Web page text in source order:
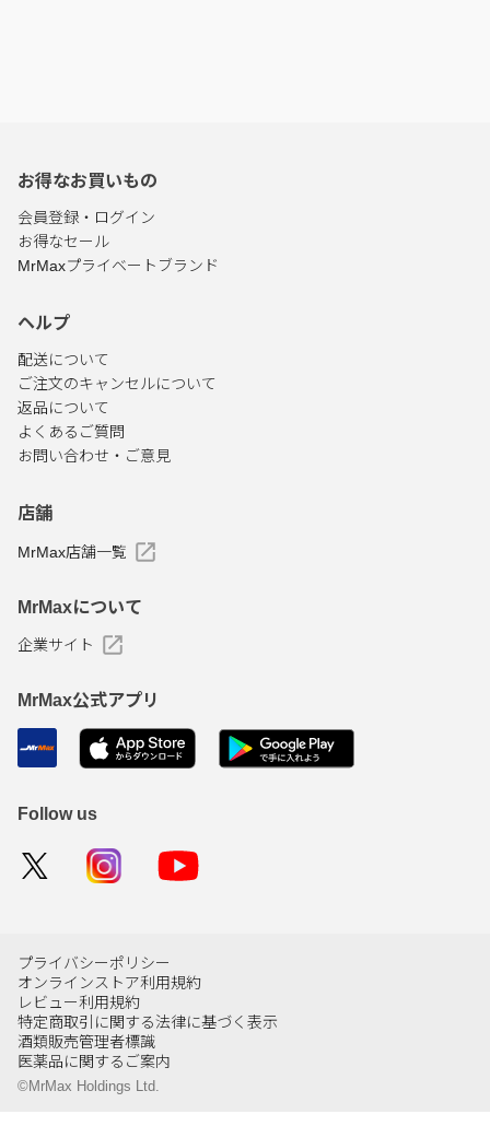
お得なお買いもの
会員登録・ログイン
お得なセール
MrMaxプライベートブランド
ヘルプ
配送について
ご注文のキャンセルについて
返品について
よくあるご質問
お問い合わせ・ご意見
店舗
MrMax店舗一覧
MrMaxについて
企業サイト
MrMax公式アプリ
Follow us
プライバシーポリシー
オンラインストア利用規約
レビュー利用規約
特定商取引に関する法律に基づく表示
酒類販売管理者標識
医薬品に関するご案内
©MrMax Holdings Ltd.